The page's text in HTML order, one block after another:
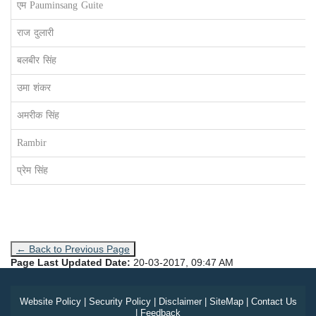
एम Pauminsang Guite
राज दुलारी
बलबीर सिंह
उमा शंकर
अमरीक सिंह
Rambir
प्रेम सिंह
← Back to Previous Page
Page Last Updated Date: 20-03-2017, 09:47 AM
Website Policy| Security Policy| Disclaimer| SiteMap| Contact Us
Feedback